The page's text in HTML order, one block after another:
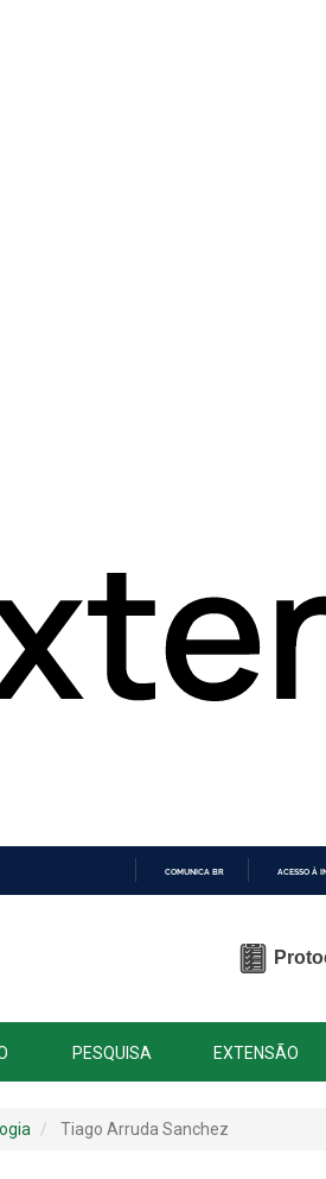
COMUNICA BR ACESSO À
PESQUISA EXTENSÃO
Tiago Arruda Sanchez